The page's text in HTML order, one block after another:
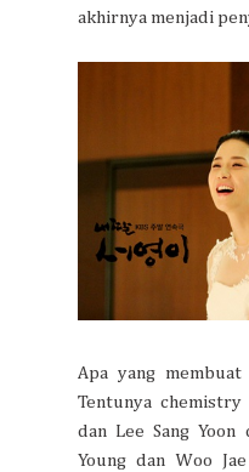
akhirnya menjadi
Apa yang
Tentunya chemistry
dan Lee Sang Yoon
Young dan Woo